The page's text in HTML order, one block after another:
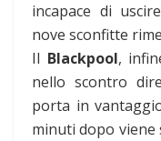
incapace di
nove sconfitte
Il Blackpool,
nello scontro
porta in
minuti dopo